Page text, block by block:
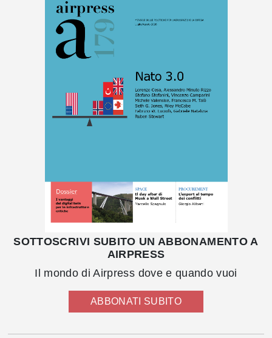
SOTTOSCRIVI SUBITO UN ABBONAMENTO A
AIRPRESS
Il mondo di Airpress dove e quando vuoi
ABBONATI SUBITO